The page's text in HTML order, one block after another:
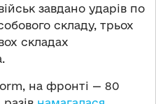
завдано ударів по
складу, трьох
складах
на фронті — 80